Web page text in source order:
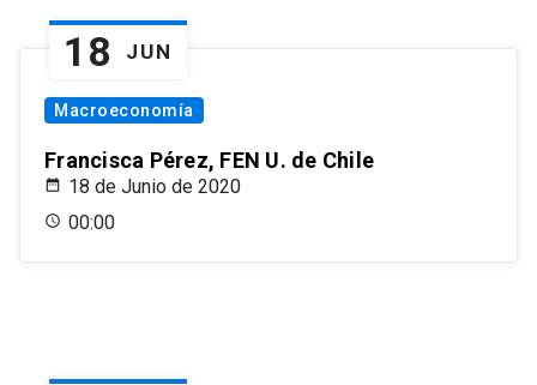
18 JUN
Macroeconomía
Francisca Pérez, FEN U. de Chile
18 de Junio de 2020
00:00